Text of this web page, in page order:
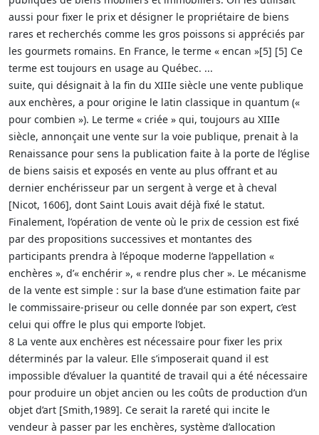
aussi pour fixer le prix et désigner le propriétaire de biens
rares et recherchés comme les gros poissons si appréciés par
les gourmets romains. En France, le terme « encan »[5] [5] Ce
terme est toujours en usage au Québec. ...
suite, qui désignait à la fin du XIIIe siècle une vente publique
aux enchères, a pour origine le latin classique in quantum («
pour combien »). Le terme « criée » qui, toujours au XIIIe
siècle, annonçait une vente sur la voie publique, prenait à la
Renaissance pour sens la publication faite à la porte de l’église
de biens saisis et exposés en vente au plus offrant et au
dernier enchérisseur par un sergent à verge et à cheval
[Nicot, 1606], dont Saint Louis avait déjà fixé le statut.
Finalement, l’opération de vente où le prix de cession est fixé
par des propositions successives et montantes des
participants prendra à l’époque moderne l’appellation «
enchères », d’« enchérir », « rendre plus cher ». Le mécanisme
de la vente est simple : sur la base d’une estimation faite par
le commissaire-priseur ou celle donnée par son expert, c’est
celui qui offre le plus qui emporte l’objet.
8 La vente aux enchères est nécessaire pour fixer les prix
déterminés par la valeur. Elle s’imposerait quand il est
impossible d’évaluer la quantité de travail qui a été nécessaire
pour produire un objet ancien ou les coûts de production d’un
objet d’art [Smith,1989]. Ce serait la rareté qui incite le
vendeur à passer par les enchères, système d’allocation